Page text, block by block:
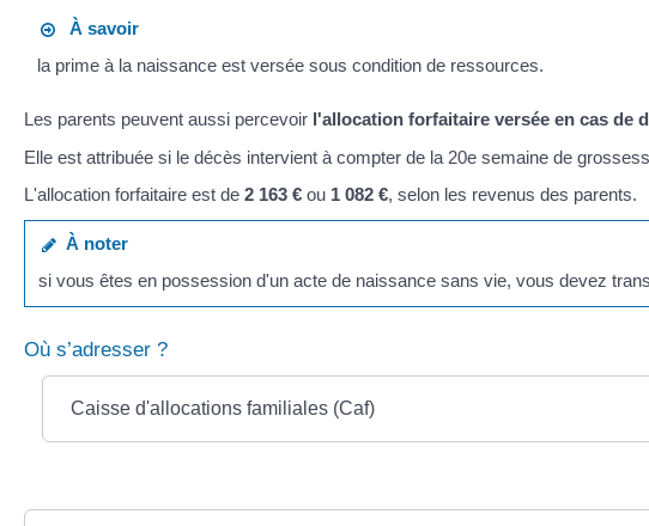
À savoir
la prime à la naissance est versée sous condition de ressources.
Les parents peuvent aussi percevoir l'allocation forfaitaire versée en cas de
Elle est attribuée si le décès intervient à compter de la 20e semaine de
L'allocation forfaitaire est de 2 163 € ou 1 082 €, selon les revenus des parents.
À noter
si vous êtes en possession d'un acte de naissance sans vie, vous devez
Où s’adresser ?
Caisse d'allocations familiales (Caf)